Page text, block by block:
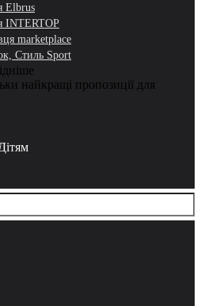
Elbrus
INTERTOP
marketplace
Стиль Sport
найкращі пропозиції для